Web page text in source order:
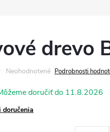
drevo
Neohodnotené Podrobnosti
11.8.2026
doručenia